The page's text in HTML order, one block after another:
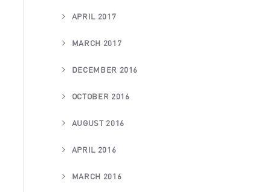
APRIL 2017
MARCH 2017
DECEMBER 2016
OCTOBER 2016
AUGUST 2016
APRIL 2016
MARCH 2016